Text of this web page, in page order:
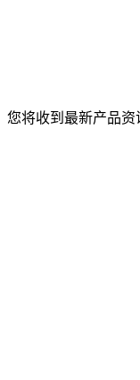
将收到最新产品